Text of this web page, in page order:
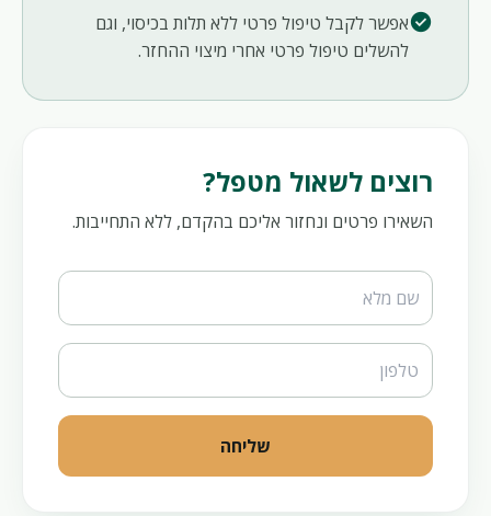
check_circleאפשר לקבל טיפול פרטי ללא תלות בכיסוי, וגם
להשלים טיפול פרטי אחרי מיצוי ההחזר.
רוצים לשאול מטפל?
השאירו פרטים ונחזור אליכם בהקדם, ללא התחייבות.
Website
שליחה